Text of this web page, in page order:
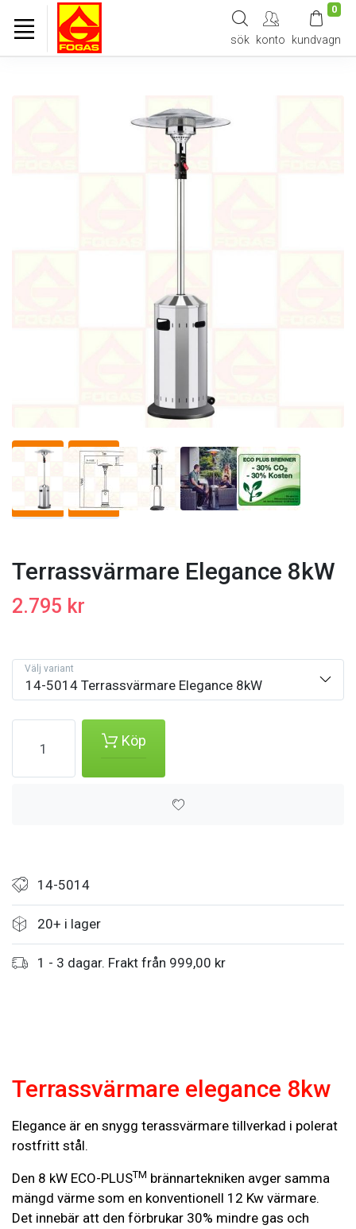
sök konto
0
kundvagn
Terrassvärmare Elegance 8kW
2.795 kr
14-5014 Terrassvärmare Elegance 8kW
Välj variant
Köp
14-5014
20+ i lager
1 - 3 dagar. Frakt från 999,00 kr
Terrassvärmare elegance 8kw
Elegance är en snygg terassvärmare tillverkad i polerat
rostfritt stål.
Den 8 kW ECO-PLUSTM brännartekniken avger samma
mängd värme som en konventionell 12 Kw värmare.
Det innebär att den förbrukar 30% mindre gas och